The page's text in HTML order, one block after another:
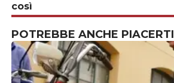
così
POTREBBE ANCHE PIACERTI